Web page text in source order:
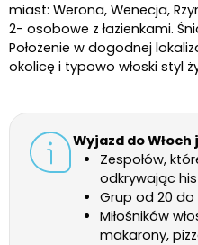
miast: Werona, Wenecja,
2- osobowe z łazienkami.
Położenie w dogodnej
okolicę i typowo włoski styl
Wyjazd do
Zespołów,
odkrywając
Grup od 20
Miłośników
makarony,